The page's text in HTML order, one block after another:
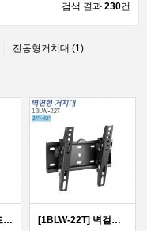
검색 결과 230건
전동형거치대 (1)
[1BLS-11S]스탠드형 모니터 거치대/32~40인치 모든TV모니터 호환 [1BLW-22T] 벽걸이형 모니터 거치대 각도형 24~42인치